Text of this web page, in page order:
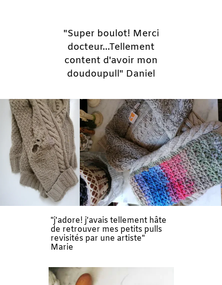
"Super boulot! Merci
docteur...Tellement
content d'avoir mon
doudoupull" Daniel
"j'adore! j'avais tellement hâte
de retrouver mes petits pulls
revisités par une artiste"
Marie